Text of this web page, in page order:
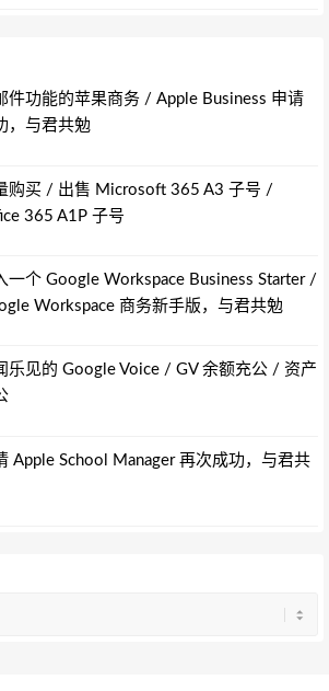
件功能的苹果商务 / Apple Business 申请
，与君共勉
购买 / 出售 Microsoft 365 A3 子号 /
365 A1P 子号
一个 Google Workspace Business Starter /
Workspace 商务新手版，与君共勉
乐见的 Google Voice / GV 余额充公 / 资产
Apple School Manager 再次成功，与君共